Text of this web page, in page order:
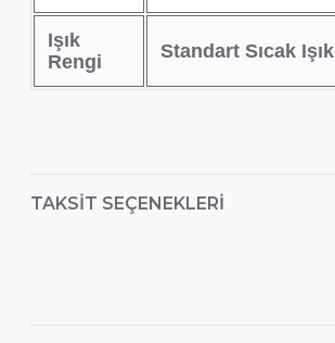
Işık
Rengi
Standart Sıcak Işık
TAKSIT SEÇENEKLERI